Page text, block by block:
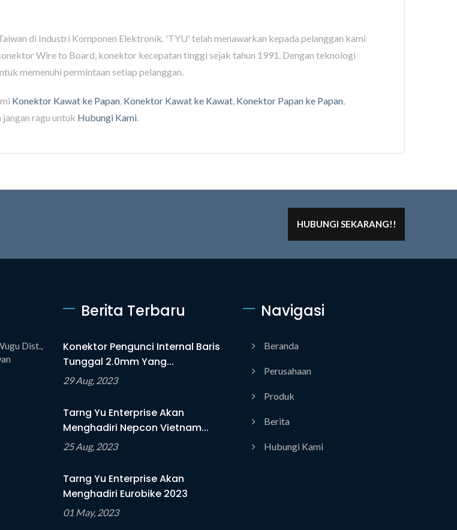
di Industri Komponen Elektronik. 'TYU' telah menawarkan kepada pelanggan kami
Wire to Board, konektor kecepatan tinggi sejak tahun 1991. Dengan teknologi
memenuhi permintaan setiap pelanggan.
Konektor Kawat ke Papan, Konektor Kawat ke Kawat, Konektor Papan ke Papan,
jangan ragu untuk Hubungi Kami.
HUBUNGI SEKARANG!!
Dist.,
Berita Terbaru
Konektor Pengunci Internal Baris
Tunggal 2.0mm Yang...
29 Aug, 2023
Tarng Yu Enterprise Akan
Menghadiri Nepcon Vietnam...
25 Aug, 2023
Tarng Yu Enterprise Akan
Menghadiri Eurobike 2023
01 May, 2023
Navigasi
Beranda
Perusahaan
Produk
Berita
Hubungi Kami